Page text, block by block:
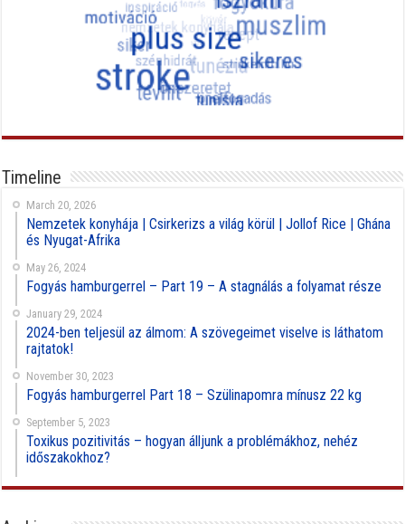
Timeline
March 20, 2026
Nemzetek konyhája | Csirkerizs a világ körül | Jollof Rice | Ghána
és Nyugat-Afrika
May 26, 2024
Fogyás hamburgerrel – Part 19 – A stagnálás a folyamat része
January 29, 2024
2024-ben teljesül az álmom: A szövegeimet viselve is láthatom
rajtatok!
November 30, 2023
Fogyás hamburgerrel Part 18 – Szülinapomra mínusz 22 kg
September 5, 2023
Toxikus pozitivitás – hogyan álljunk a problémákhoz, nehéz
időszakokhoz?